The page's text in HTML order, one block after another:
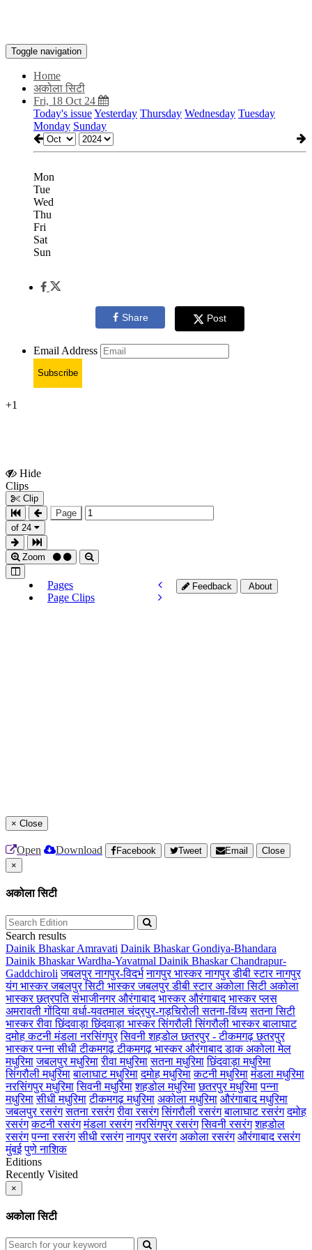
Toggle navigation
Home
अकोला सिटी
Fri, 18 Oct 24
Today's issueYesterday Thursday Wednesday Tuesday
Monday Sunday
Mon
Tue
Wed
Thu
Fri
Sat
Sun
Share Post
Email Address
Subscribe
+1
Hide
Clips
Clip
Page
of 24
Zoom
Pages
Page Clips
Feedback About
× Close
Open Download Facebook Tweet Email
Close
×
अकोला सिटी
Search results
Dainik Bhaskar Amravati Dainik Bhaskar Gondiya-Bhandara
Dainik Bhaskar Wardha-Yavatmal Dainik Bhaskar Chandrapur-
Gaddchiroli जबलपुरनागपुर-विदर्भ नागपुर भास्करनागपुर डीबी स्टारनागपुर
यंग भास्करजबलपुर सिटी भास्करजबलपुर डीबी स्टारअकोला सिटी अकोला
भास्करछत्रपति संभाजीनगरऔरंगाबाद भास्करऔरंगाबाद भास्कर प्लस
अमरावतीगोंदियावर्धा-यवतमालचंद्रपुर-गड़चिरोलीसतना-विंध्य सतना सिटी
भास्कररीवाछिंदवाड़ाछिंदवाड़ा भास्करसिंगरौलीसिंगरौली भास्करबालाघाट
दमोहकटनीमंडलानरसिंगपुर सिवनीशहडोलछतरपुर - टीकमगढ़छतरपुर
भास्करपन्नासीधीटीकमगढ़टीकमगढ़ भास्करऔरंगाबाद डाकअकोला मेल
मधुरिमा जबलपुर मधुरिमा रीवा मधुरिमा सतना मधुरिमा छिंदवाड़ा मधुरिमा
सिंगरौली मधुरिमा बालाघाट मधुरिमा दमोह मधुरिमा कटनी मधुरिमा मंडला मधुरिमा
नरसिंगपुर मधुरिमा सिवनी मधुरिमा शहडोल मधुरिमा छतरपुर मधुरिमा पन्ना
मधुरिमा सीधी मधुरिमा टीकमगढ़ मधुरिमा अकोला मधुरिमा औरंगाबाद मधुरिमा
जबलपुर रसरंग सतना रसरंग रीवा रसरंग सिंगरौली रसरंग बालाघाट रसरंग दमोह
रसरंग कटनी रसरंग मंडला रसरंग नरसिंगपुर रसरंग सिवनी रसरंग शहडोल
रसरंग पन्ना रसरंग सीधी रसरंग नागपुर रसरंग अकोला रसरंग औरंगाबाद रसरंग
मुंबई पुणेनाशिक
Editions
Recently Visited
×
अकोला सिटी